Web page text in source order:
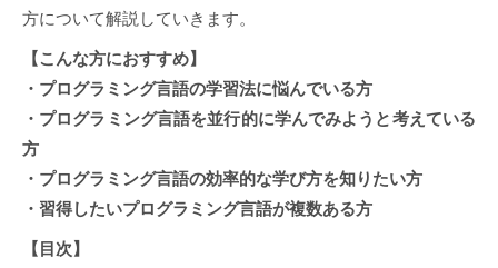
方について解説していきます。
【こんな方におすすめ】
・プログラミング言語の学習法に悩んでいる方
・プログラミング言語を並行的に学んでみようと考えている
方
・プログラミング言語の効率的な学び方を知りたい方
・習得したいプログラミング言語が複数ある方
【目次】